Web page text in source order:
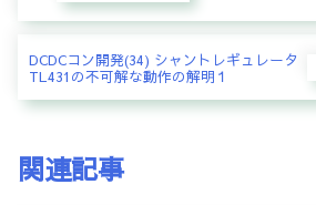
DCDCコン開発(34) シャントレギュレータ
TL431の不可解な動作の解明１
関連記事